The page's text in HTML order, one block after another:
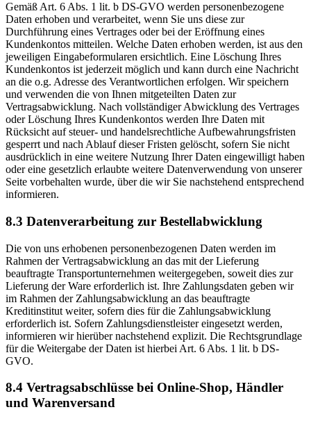
Gemäß Art. 6 Abs. 1 lit. b DS-GVO werden personenbezogene
Daten erhoben und verarbeitet, wenn Sie uns diese zur
Durchführung eines Vertrages oder bei der Eröffnung eines
Kundenkontos mitteilen. Welche Daten erhoben werden, ist aus den
jeweiligen Eingabeformularen ersichtlich. Eine Löschung Ihres
Kundenkontos ist jederzeit möglich und kann durch eine Nachricht
an die o.g. Adresse des Verantwortlichen erfolgen. Wir speichern
und verwenden die von Ihnen mitgeteilten Daten zur
Vertragsabwicklung. Nach vollständiger Abwicklung des Vertrages
oder Löschung Ihres Kundenkontos werden Ihre Daten mit
Rücksicht auf steuer- und handelsrechtliche Aufbewahrungsfristen
gesperrt und nach Ablauf dieser Fristen gelöscht, sofern Sie nicht
ausdrücklich in eine weitere Nutzung Ihrer Daten eingewilligt haben
oder eine gesetzlich erlaubte weitere Datenverwendung von unserer
Seite vorbehalten wurde, über die wir Sie nachstehend entsprechend
informieren.
8.3 Datenverarbeitung zur Bestellabwicklung
Die von uns erhobenen personenbezogenen Daten werden im
Rahmen der Vertragsabwicklung an das mit der Lieferung
beauftragte Transportunternehmen weitergegeben, soweit dies zur
Lieferung der Ware erforderlich ist. Ihre Zahlungsdaten geben wir
im Rahmen der Zahlungsabwicklung an das beauftragte
Kreditinstitut weiter, sofern dies für die Zahlungsabwicklung
erforderlich ist. Sofern Zahlungsdienstleister eingesetzt werden,
informieren wir hierüber nachstehend explizit. Die Rechtsgrundlage
für die Weitergabe der Daten ist hierbei Art. 6 Abs. 1 lit. b DS-
GVO.
8.4 Vertragsabschlüsse bei Online-Shop, Händler
und Warenversand